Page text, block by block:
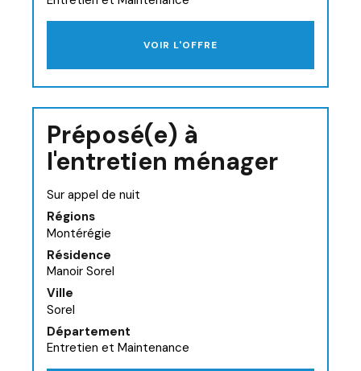
VOIR L'OFFRE
Préposé(e) à
l'entretien ménager
Sur appel de nuit
Régions
Montérégie
Résidence
Manoir Sorel
Ville
Sorel
Département
Entretien et Maintenance